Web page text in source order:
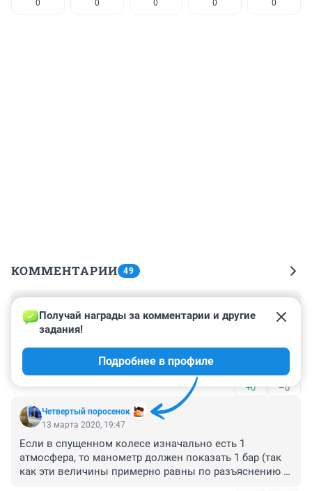
0 0 0 0 0
КОММЕНТАРИИ 49
13 марта 2020, 23:02
Новость, как обычно в 90% новостей НГС написана
блондинкой (блондином геем) для малолеток и
студентов. Со многими данными можно поспорить и
написано больше для стареньких авто. При этом
только для пузотёрок.
+0 –0
Четвертый поросенок
Получай награды за комментарии и другие
задания!
Подробнее в профиле
13 марта 2020, 19:47
Если в спущенном колесе изначально есть 1
атмосфера, то манометр должен показать 1 бар (так
как эти величины примерно равны по разъяснению